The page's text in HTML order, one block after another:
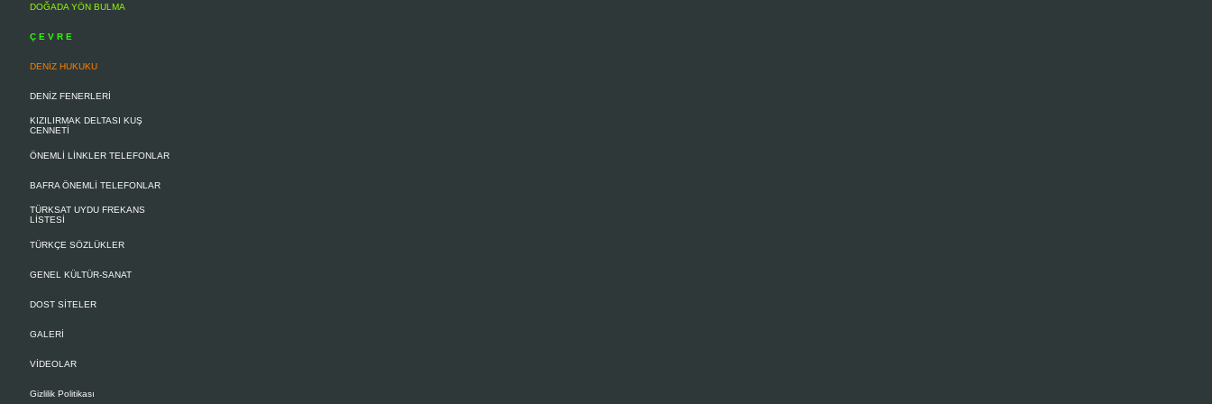
DOĞADA YÖN BULMA
Ç E V R E
DENİZ HUKUKU
DENİZ FENERLERİ
KIZILIRMAK DELTASI KUŞ
CENNETİ
ÖNEMLİ LİNKLER TELEFONLAR
BAFRA ÖNEMLİ TELEFONLAR
TÜRKSAT UYDU FREKANS
LİSTESİ
TÜRKÇE SÖZLÜKLER
GENEL KÜLTÜR-SANAT
DOST SİTELER
GALERİ
VİDEOLAR
Gizlilik Politikası